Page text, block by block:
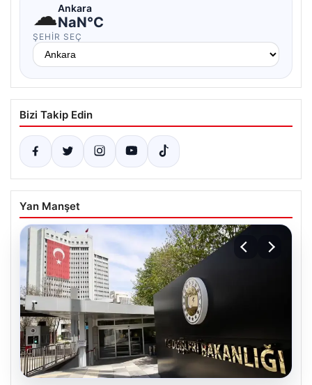
☁Ankara
NaN°C
ŞEHIR SEÇ
Bizi Takip Edin
Yan Manşet